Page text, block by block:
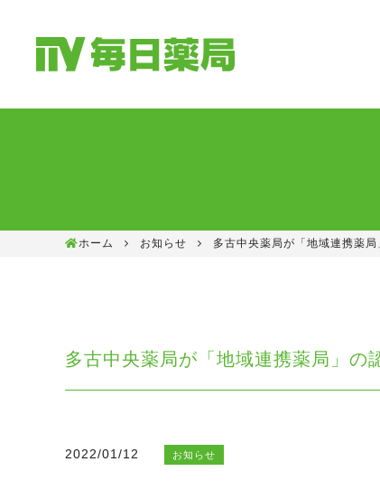
ホーム お知らせ 多古中央薬局が「地域連携薬
多古中央薬局が「地域連携薬局」の
2022/01/12 お知らせ